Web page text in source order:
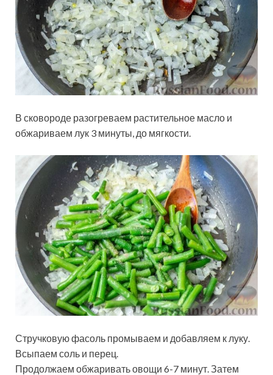
В сковороде разогреваем растительное масло и
обжариваем лук 3 минуты, до мягкости.
Стручковую фасоль промываем и добавляем к луку.
Всыпаем соль и перец.
Продолжаем обжаривать овощи 6-7 минут. Затем